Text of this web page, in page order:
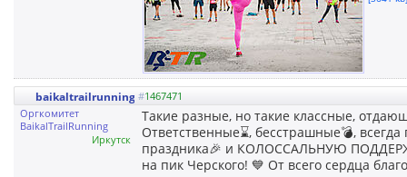
baikaltrailrunning #1467471
Оргкомитет
BaikalTrailRunning
Иркутск
Такие разные, но такие классные,
Ответственные⌛, бесстрашные💣,
праздника🎉 и КОЛОССАЛЬНУЮ
на пик Черского! 💙 От всего сердца